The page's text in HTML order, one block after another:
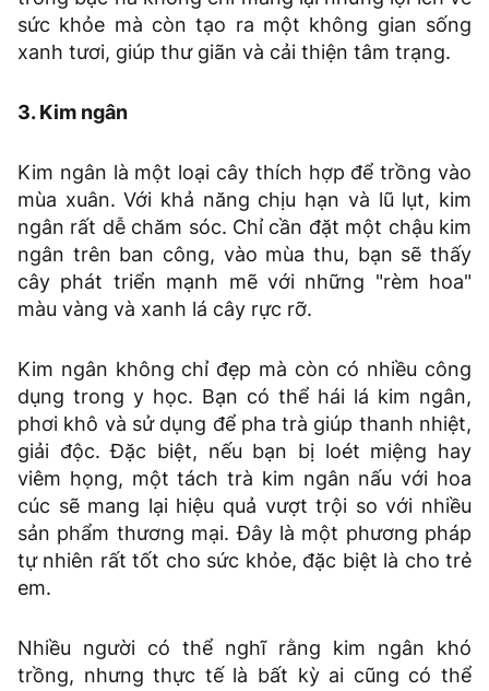
sức khỏe mà còn tạo ra một không gian sống
xanh tươi, giúp thư giãn và cải thiện tâm trạng.
3. Kim ngân
Kim ngân là một loại cây thích hợp để trồng vào
mùa xuân. Với khả năng chịu hạn và lũ lụt, kim
ngân rất dễ chăm sóc. Chỉ cần đặt một chậu kim
ngân trên ban công, vào mùa thu, bạn sẽ thấy
cây phát triển mạnh mẽ với những "rèm hoa"
màu vàng và xanh lá cây rực rỡ.
Kim ngân không chỉ đẹp mà còn có nhiều công
dụng trong y học. Bạn có thể hái lá kim ngân,
phơi khô và sử dụng để pha trà giúp thanh nhiệt,
giải độc. Đặc biệt, nếu bạn bị loét miệng hay
viêm họng, một tách trà kim ngân nấu với hoa
cúc sẽ mang lại hiệu quả vượt trội so với nhiều
sản phẩm thương mại. Đây là một phương pháp
tự nhiên rất tốt cho sức khỏe, đặc biệt là cho trẻ
em.
Nhiều người có thể nghĩ rằng kim ngân khó
trồng, nhưng thực tế là bất kỳ ai cũng có thể